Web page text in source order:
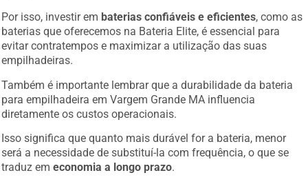
Por isso, investir em baterias confiáveis e eficientes, como as
baterias que oferecemos na Bateria Elite, é essencial para
evitar contratempos e maximizar a utilização das suas
empilhadeiras.
Também é importante lembrar que a durabilidade da bateria
para empilhadeira em Vargem Grande MA influencia
diretamente os custos operacionais.
Isso significa que quanto mais durável for a bateria, menor
será a necessidade de substituí-la com frequência, o que se
traduz emeconomia a longo prazo.